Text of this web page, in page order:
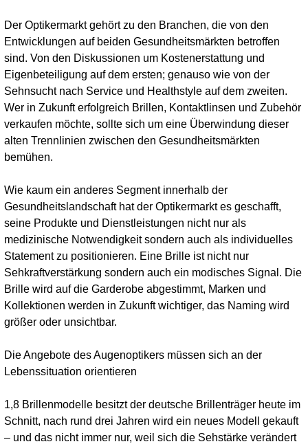
Der Optikermarkt gehört zu den Branchen, die von den
Entwicklungen auf beiden Gesundheitsmärkten betroffen
sind. Von den Diskussionen um Kostenerstattung und
Eigenbeteiligung auf dem ersten; genauso wie von der
Sehnsucht nach Service und Healthstyle auf dem zweiten.
Wer in Zukunft erfolgreich Brillen, Kontaktlinsen und Zubehör
verkaufen möchte, sollte sich um eine Überwindung dieser
alten Trennlinien zwischen den Gesundheitsmärkten
bemühen.
Wie kaum ein anderes Segment innerhalb der
Gesundheitslandschaft hat der Optikermarkt es geschafft,
seine Produkte und Dienstleistungen nicht nur als
medizinische Notwendigkeit sondern auch als individuelles
Statement zu positionieren. Eine Brille ist nicht nur
Sehkraftverstärkung sondern auch ein modisches Signal. Die
Brille wird auf die Garderobe abgestimmt, Marken und
Kollektionen werden in Zukunft wichtiger, das Naming wird
größer oder unsichtbar.
Die Angebote des Augenoptikers müssen sich an der
Lebenssituation orientieren
1,8 Brillenmodelle besitzt der deutsche Brillenträger heute im
Schnitt, nach rund drei Jahren wird ein neues Modell gekauft
– und das nicht immer nur, weil sich die Sehstärke verändert